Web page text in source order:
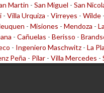
Martin - San Miguel - San
- Villa Urquiza - Virreyes - Wilde -
- Misiones - Mendoza -
- Cañuelas - Berisso -
- Ingeniero Maschwitz - La
Peña - Pilar - Villa Mercedes -